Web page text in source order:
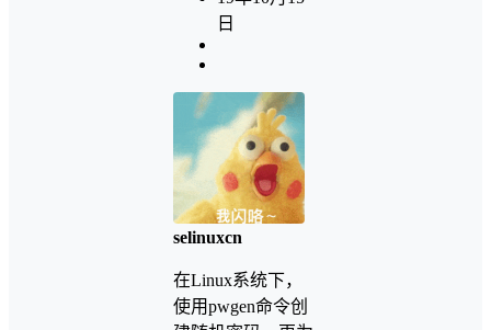
日
selinuxcn
在Linux系统下，
使用pwgen命令创